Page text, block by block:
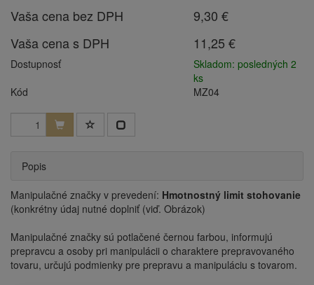
Vaša cena bez DPH
9,30 €
Vaša cena s DPH
11,25 €
Dostupnosť
Skladom: posledných 2
ks
Kód
MZ04
Popis
Manipulačné značky v prevedení: Hmotnostný limit stohovanie
(konkrétny údaj nutné doplniť (viď. Obrázok)
Manipulačné značky sú potlačené černou farbou, informujú
prepravcu a osoby pri manipulácii o charaktere prepravovaného
tovaru, určujú podmienky pre prepravu a manipuláciu s tovarom.